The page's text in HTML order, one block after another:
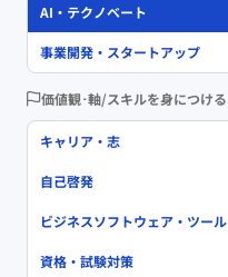
AI・テクノベート
事業開発・スタートアップ
価値観･軸/スキルを身につける
キャリア・志
自己啓発
ビジネスソフトウェア・ツール
資格・試験対策